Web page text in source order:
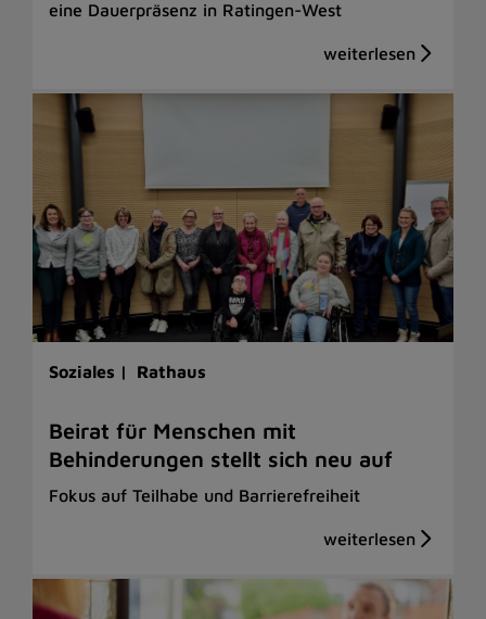
eine Dauerpräsenz in Ratingen-West
Soziales | Rathaus
Beirat für Menschen mit
Behinderungen stellt sich neu auf
Fokus auf Teilhabe und Barrierefreiheit